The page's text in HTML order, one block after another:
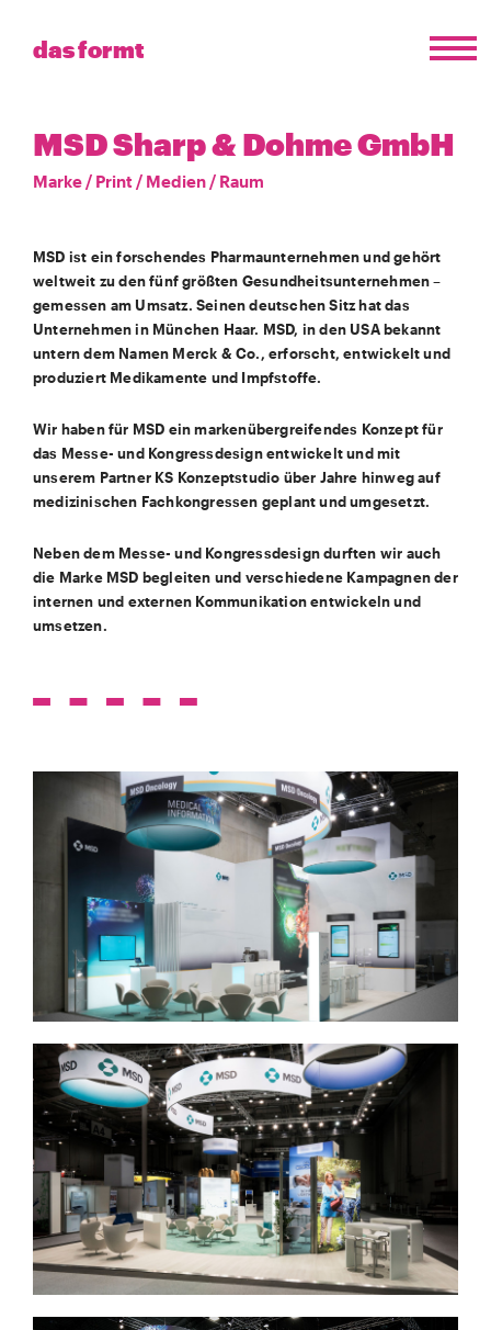
das formt
MSD Sharp & Dohme GmbH
Marke / Print / Medien / Raum
MSD ist ein forschendes Pharmaunternehmen und gehört
weltweit zu den fünf größten Gesundheitsunternehmen –
gemessen am Umsatz. Seinen deutschen Sitz hat das
Unternehmen in München Haar. MSD, in den USA bekannt
untern dem Namen Merck & Co., erforscht, entwickelt und
produziert Medikamente und Impfstoffe.
Wir haben für MSD ein markenübergreifendes Konzept für
das Messe- und Kongressdesign entwickelt und mit
unserem Partner KS Konzeptstudio über Jahre hinweg auf
medizinischen Fachkongressen geplant und umgesetzt.
Neben dem Messe- und Kongressdesign durften wir auch
die Marke MSD begleiten und verschiedene Kampagnen der
internen und externen Kommunikation entwickeln und
umsetzen.